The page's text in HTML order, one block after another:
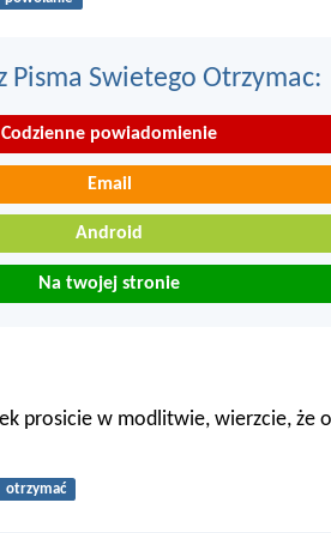
Swietego Otrzymac:
Codzienne powiadomienie
Email
Android
Na twojej stronie
prosicie w modlitwie, wierzcie, że
otrzymać